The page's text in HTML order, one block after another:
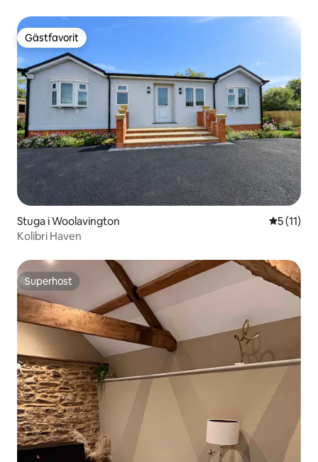
Gästfavorit
Gästfavorit
Stuga i Woolavington 5 av 5 i
5 (11)
Kolibri Haven
Superhost
Superhost